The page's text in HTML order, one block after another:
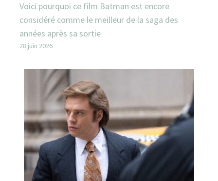
Voici pourquoi ce film Batman est encore
considéré comme le meilleur de la saga des
années après sa sortie
28 juin 2026